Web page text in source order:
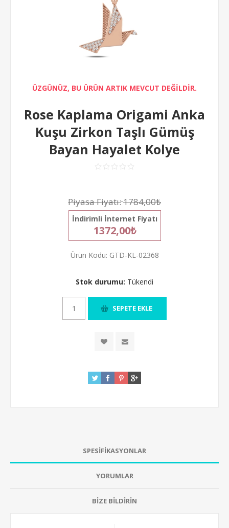
ÜZGÜNÜZ, BU ÜRÜN ARTIK MEVCUT DEĞİLDİR.
Rose Kaplama Origami Anka
Kuşu Zirkon Taşlı Gümüş
Bayan Hayalet Kolye
Piyasa Fiyatı:1784,00₺
İndirimli İnternet Fiyatı
1372,00₺
Ürün Kodu: GTD-KL-02368
Stok durumu: Tükendi
SPESİFİKASYONLAR
YORUMLAR
BİZE BİLDİRİN